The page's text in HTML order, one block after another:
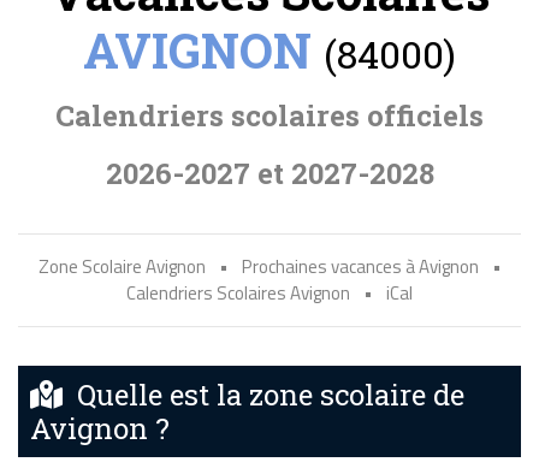
AVIGNON (84000)
Calendriers scolaires officiels
2026-2027 et 2027-2028
Zone Scolaire Avignon • Prochaines vacances à Avignon
•
Calendriers Scolaires Avignon
• iCal
Quelle est la zone scolaire de
Avignon ?